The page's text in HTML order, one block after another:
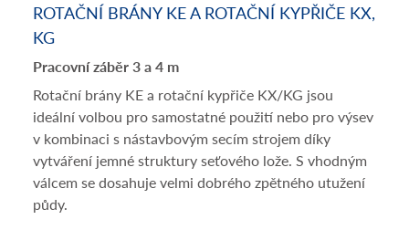
ROTAČNÍ BRÁNY KE A ROTAČNÍ KYPŘIČE KX,
KG
Pracovní záběr 3 a 4 m
Rotační brány KE a rotační kypřiče KX/KG jsou
ideální volbou pro samostatné použití nebo pro výsev
v kombinaci s nástavbovým secím strojem díky
vytváření jemné struktury seťového lože. S vhodným
válcem se dosahuje velmi dobrého zpětného utužení
půdy.